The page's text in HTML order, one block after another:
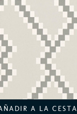
A LA CESTA